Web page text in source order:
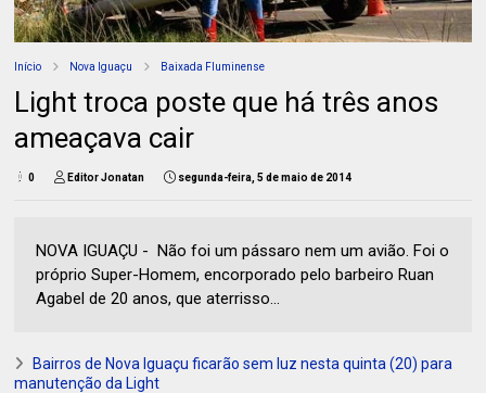
Início Nova Iguaçu Baixada Fluminense
Light troca poste que há três anos
ameaçava cair
0 Editor Jonatan segunda-feira, 5 de maio de 2014
NOVA IGUAÇU - Não foi um pássaro nem um avião. Foi o
próprio Super-Homem, encorporado pelo barbeiro Ruan
Agabel de 20 anos, que aterrisso...
Bairros de Nova Iguaçu ficarão sem luz nesta quinta (20) para
manutenção da Light